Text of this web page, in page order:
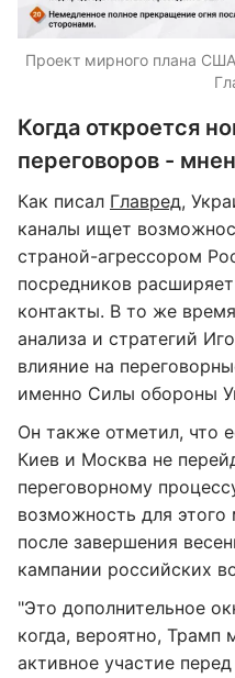
Проект мирного плана
Когда откроется
переговоров -
Как писал Главред,
каналы ищет
страной-агрессором
посредников
контакты. В то же
анализа и стратегий
влияние на
именно Силы обороны
Он также отметил, что
Киев и Москва не
переговорному
возможность для
после завершения
кампании российских
"Это дополнительное
когда, вероятно, Трамп
активное участие